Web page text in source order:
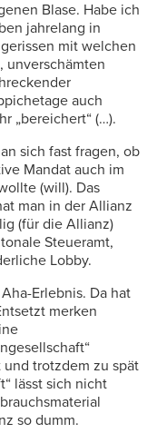
Blase. Habe ich
jahrelang in
mit welchen
unverschämten
auch
„bereichert“ (…).
sich fast fragen, ob
Mandat auch im
(will). Das
man in der Allianz
(für die Allianz)
Steueramt,
Lobby.
Erlebnis. Da hat
merken
trotzdem zu spät
lässt sich nicht
so dumm.